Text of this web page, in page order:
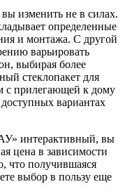
изменить не в силах.
определенные
и монтажа. С другой
варьировать
выбирая более
стеклопакет для
с прилегающей к дому
вариантах
интерактивный, вы
цена в зависимости
что получившаяся
выбор в пользу еще